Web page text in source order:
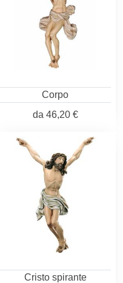
Corpo
da 46,20 €
Cristo spirante